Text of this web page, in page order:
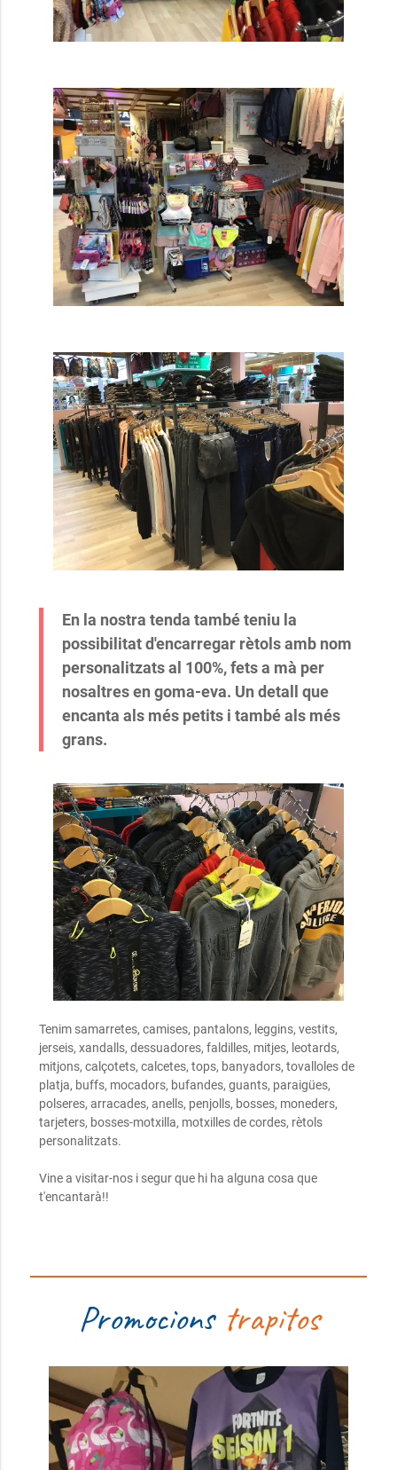
En la nostra tenda també teniu la
possibilitat d'encarregar rètols amb nom
personalitzats al 100%, fets a mà per
nosaltres en goma-eva. Un detall que
encanta als més petits i també als més
grans.
Tenim samarretes, camises, pantalons, leggins, vestits,
jerseis, xandalls, dessuadores, faldilles, mitjes, leotards,
mitjons, calçotets, calcetes, tops, banyadors, tovalloles de
platja, buffs, mocadors, bufandes, guants, paraigües,
polseres, arracades, anells, penjolls, bosses, moneders,
tarjeters, bosses-motxilla, motxilles de cordes, rètols
personalitzats.
Vine a visitar-nos i segur que hi ha alguna cosa que
t'encantarà!!
Promocions trapitos